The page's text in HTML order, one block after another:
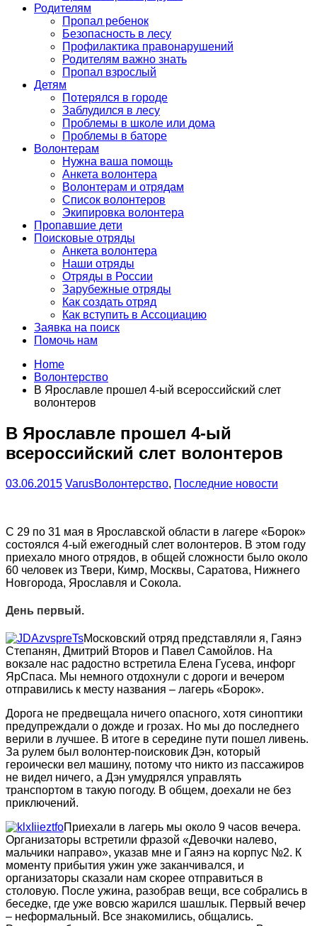
Родителям
Пропал ребенок
Безопасность в лесу
Профилактика правонарушений
Родителям важно знать
Пропал взрослый
Детям
Потерялся в городе
Заблудился в лесу
Проблемы в школе или дома
Проблемы в баторе
Волонтерам
Нужна ваша помощь
Анкета волонтера
Волонтерам и отрядам
Список волонтеров
Экипировка волонтера
Пропавшие дети
Поисковые отряды
Анкета волонтера
Наши отряды
Отряды в России
Зарубежные отряды
Как создать отряд
Как вступить в Ассоциацию
Заявка на поиск
Помочь нам
Home
Волонтерство
В Ярославле прошел 4-ый всероссийский слет
волонтеров
В Ярославле прошел 4-ый
всероссийский слет волонтеров
03.06.2015 VarusВолонтерство, Последние новости
С 29 по 31 мая в Ярославской области в лагере «Борок»
состоялся 4-ый ежегодный слет волонтеров. В этом году
приехало много отрядов, в общей сложности было около
60 человек из Твери, Кимр, Москвы, Саратова, Нижнего
Новгорода, Ярославля и Сокола.
День первый.
Московский отряд представляли я, Гаянэ
Степанян, Дмитрий Второв и Павел Самойлов. На
вокзале нас радостно встретила Елена Гусева, инфорг
ЯрСпаса. Мы немного отдохнули с дороги и вечером
отправились к месту названия – лагерь «Борок».
Дорога не предвещала ничего опасного, хотя синоптики
предупреждали о дожде и грозах. Но мы до последнего
верили в лучшее. В итоге в середине пути пошел ливень.
За рулем был волонтер-поисковик Дэн, который
героически вел машину, потому что никто из пассажиров
не видел ничего, а Дэн умудрялся управлять
транспортом в такую погоду. В общем, доехали не без
приключений.
Приехали в лагерь мы около 9 часов вечера.
Организаторы встретили фразой «Девочки налево,
мальчики направо», указав мне и Гаянэ на корпус №2. К
моменту прибытия ужин уже заканчивался, и
организаторы сказали нам скорее отправиться в
столовую. После ужина, разобрав вещи, все собрались в
беседке, где уже вовсю жарился шашлык. Первый вечер
– неформальный. Все знакомились, общались.